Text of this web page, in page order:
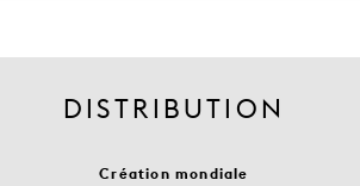
DISTRIBUTION
Création mondiale